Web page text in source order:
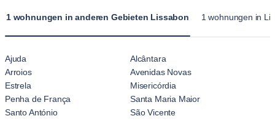
1 wohnungen in anderen Gebieten Lissabon 1 wohnungen in
Ajuda
Alcântara
Arroios
Avenidas Novas
Estrela
Misericórdia
Penha de França
Santa Maria Maior
Santo António
São Vicente